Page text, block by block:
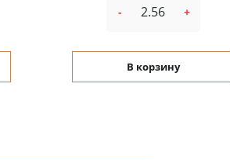
- +
В корзину